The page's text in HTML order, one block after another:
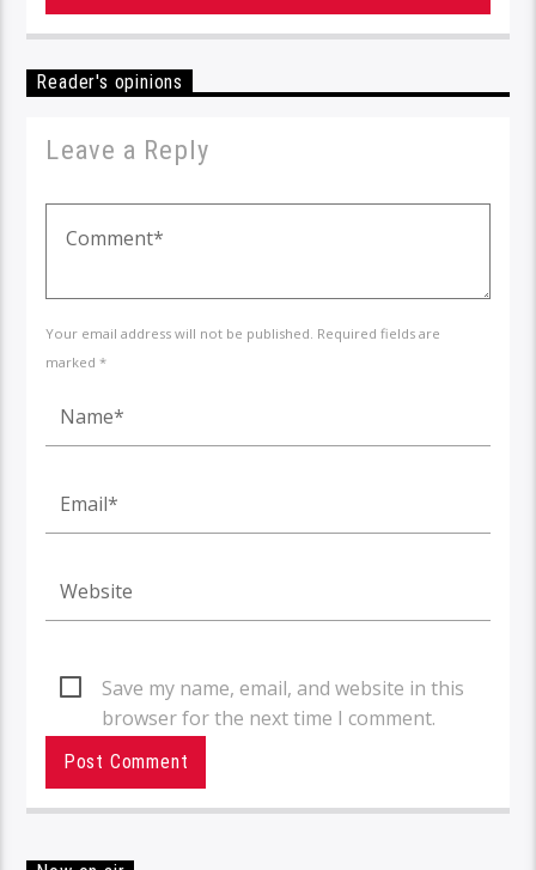
Reader's opinions
Leave a Reply
Your email address will not be published. Required fields are
marked *
Save my name, email, and website in this
browser for the next time I comment.